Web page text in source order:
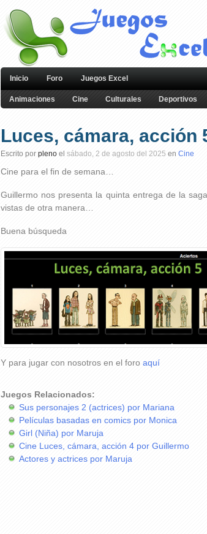
Inicio Foro Juegos Excel
Animaciones Cine Culturales Deportivos
Luces, cámara, acción
Escrito por pleno el sábado, 2 de agosto del 2025 en Cine
Cine para el fin de semana…
Guillermo nos presenta la quinta entrega de la
vistas de otra manera…
Buena búsqueda
Y para jugar con nosotros en el foro aquí
Juegos Relacionados:
Sus personajes 2 (actrices) por Mariana
Películas basadas en comics por Monica
Girl (Niña) por Maruja
Cine Luces, cámara, acción 4 por Guillermo
Actores y actrices por Maruja